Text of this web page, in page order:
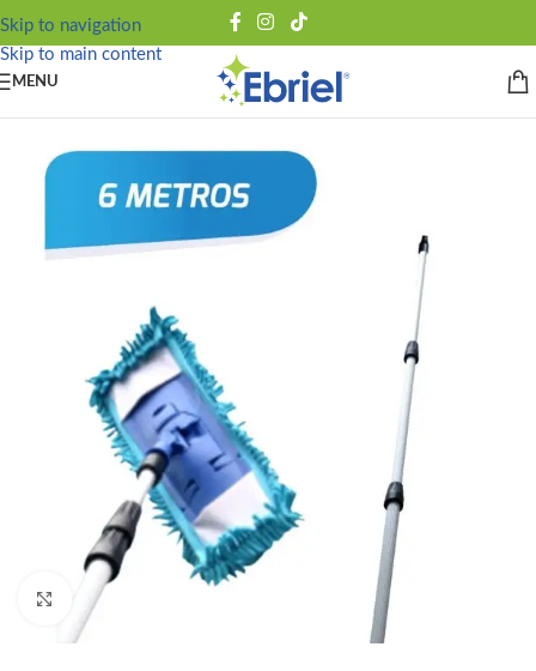
Skip to navigation
Skip to main content
MENU
Click to enlarge